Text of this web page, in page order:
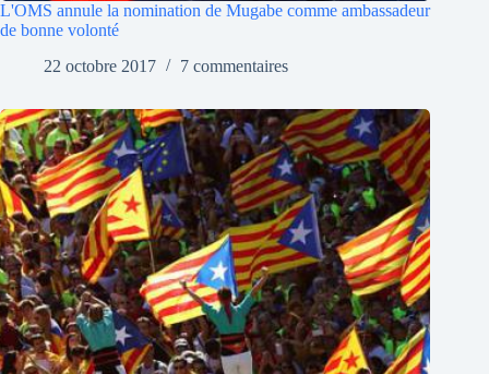
L'OMS annule la nomination de Mugabe comme ambassadeur
de bonne volonté
22 octobre 2017
7 commentaires